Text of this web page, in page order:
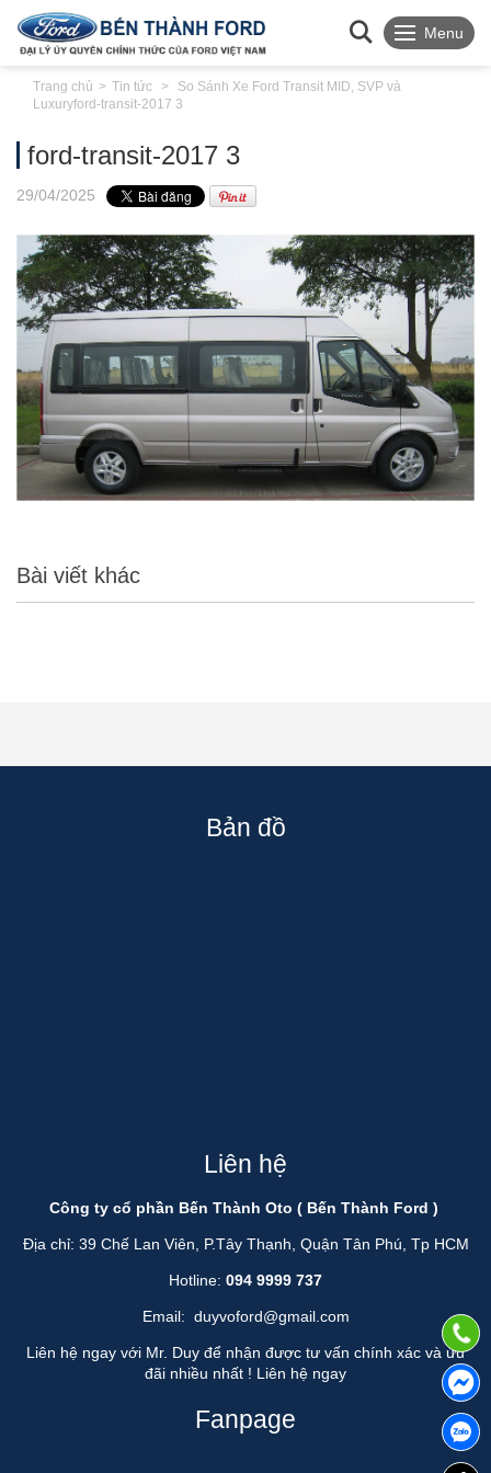
Menu
Trang chủ Tin tức
So Sánh Xe Ford Transit MID, SVP và
Luxuryford-transit-2017 3
ford-transit-2017 3
29/04/2025
Bài viết khác
Bản đồ
Liên hệ
Công ty cổ phần Bến Thành Oto ( Bến Thành Ford )
Địa chỉ: 39 Chế Lan Viên, P.Tây Thạnh, Quận Tân Phú, Tp HCM
Hotline: 094 9999 737
Email: duyvoford@gmail.com
Liên hệ ngay với Mr. Duy để nhận được tư vấn chính xác và ưu
đãi nhiều nhất ! Liên hệ ngay
Fanpage